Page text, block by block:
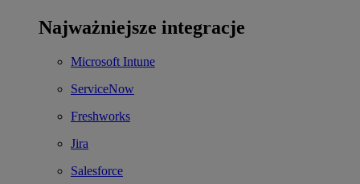
Najważniejsze integracje
Microsoft Intune
ServiceNow
Freshworks
Jira
Salesforce